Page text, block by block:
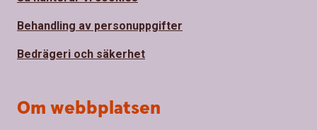
Behandling av personuppgifter
Bedrägeri och säkerhet
Om webbplatsen